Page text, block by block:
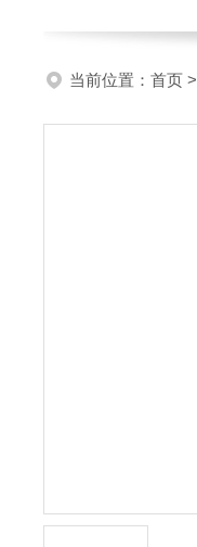
当前位置： 首页 >